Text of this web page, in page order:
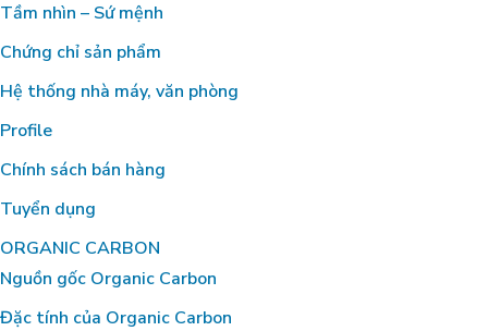
Tầm nhìn – Sứ mệnh
Chứng chỉ sản phẩm
Hệ thống nhà máy, văn phòng
Profile
Chính sách bán hàng
Tuyển dụng
ORGANIC CARBON
Nguồn gốc Organic Carbon
Đặc tính của Organic Carbon